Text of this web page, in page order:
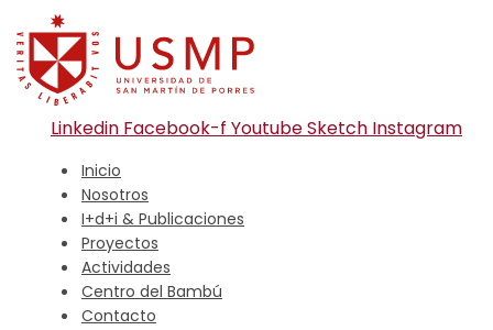
Linkedin Facebook-f YoutubeSketch Instagram
Inicio
Nosotros
I+d+i & Publicaciones
Proyectos
Actividades
Centro del Bambú
Contacto